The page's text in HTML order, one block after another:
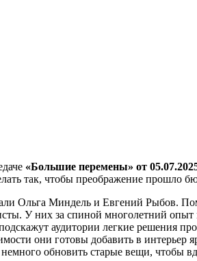
«Большие перемены» от
так, чтобы преображение прошло
Ольга Миндель и Евгений Рыбов.
У них за спиной многолетний опыт
аудитории легкие решения
они готовы добавить в
немного обновить старые вещи, чтобы